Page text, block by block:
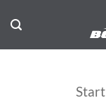
Inhalt
springen
Start